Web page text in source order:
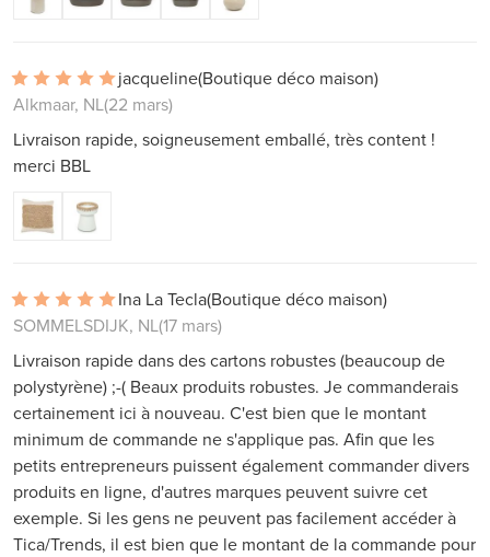
jacqueline(Boutique déco maison)
Alkmaar, NL(22 mars)
Livraison rapide, soigneusement emballé, très content !
merci BBL
Ina La Tecla(Boutique déco maison)
SOMMELSDIJK, NL(17 mars)
Livraison rapide dans des cartons robustes (beaucoup de
polystyrène) ;-( Beaux produits robustes. Je commanderais
certainement ici à nouveau. C'est bien que le montant
minimum de commande ne s'applique pas. Afin que les
petits entrepreneurs puissent également commander divers
produits en ligne, d'autres marques peuvent suivre cet
exemple. Si les gens ne peuvent pas facilement accéder à
Tica/Trends, il est bien que le montant de la commande pour